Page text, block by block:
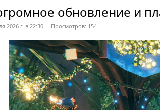
обновление и
2026 г. в 22:30 Просмотров: 154